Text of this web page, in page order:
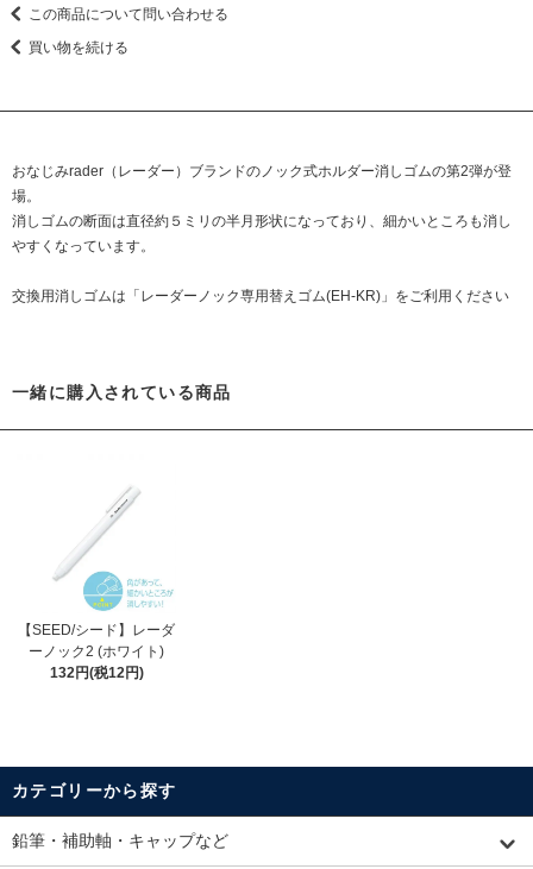
この商品について問い合わせる
買い物を続ける
おなじみrader（レーダー）ブランドのノック式ホルダー消しゴムの第2弾が登
場。
消しゴムの断面は直径約５ミリの半月形状になっており、細かいところも消し
やすくなっています。
交換用消しゴムは「レーダーノック専用替えゴム(EH-KR)」をご利用ください
一緒に購入されている商品
【SEED/シード】レーダ
ーノック2 (ホワイト)
132円(税12円)
カテゴリーから探す
鉛筆・補助軸・キャップなど